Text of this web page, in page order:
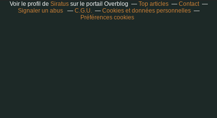
Voir le profil de Siratussur le portail Overblog Top articles
Contact
Signaler un abus
C.G.U.
Cookies et données personnelles
Préférences cookies